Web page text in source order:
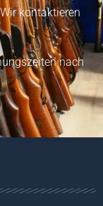
Wir kontaktieren
nach